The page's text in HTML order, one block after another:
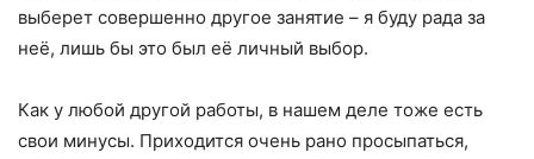
выберет совершенно другое занятие – я буду рада за
неё, лишь бы это был её личный выбор.
Как у любой другой работы, в нашем деле тоже есть
свои минусы. Приходится очень рано просыпаться,